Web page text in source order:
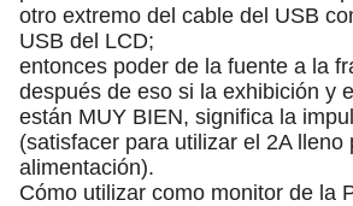
otro extremo del cable del USB
USB del LCD;
entonces poder de la fuente a la
después de eso si la exhibición y
están MUY BIEN, significa la
(satisfacer para utilizar el 2A lleno
alimentación).
Cómo utilizar como monitor de la